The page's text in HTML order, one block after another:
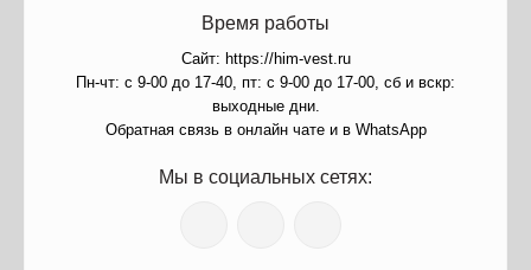
Время работы
Сайт: https://him-vest.ru
Пн-чт: с 9-00 до 17-40, пт: с 9-00 до 17-00, сб и вскр:
выходные дни.
Обратная связь в онлайн чате и в WhatsApp
Мы в социальных сетях: